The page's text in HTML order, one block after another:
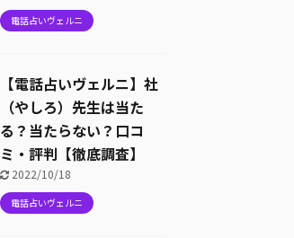
電話占いヴェルニ
【電話占いヴェルニ】社
（やしろ）先生は当た
る？当たらない？口コ
ミ・評判【徹底調査】
2022/10/18
電話占いヴェルニ